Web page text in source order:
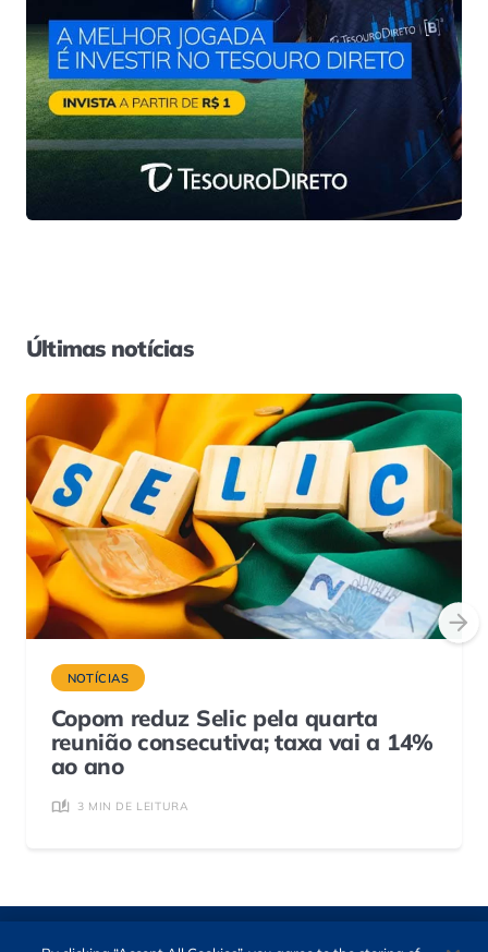
Últimas notícias
NOTÍCIAS
Copom reduz Selic pela quarta
reunião consecutiva; taxa vai a 14%
ao ano
3 MIN DE LEITURA